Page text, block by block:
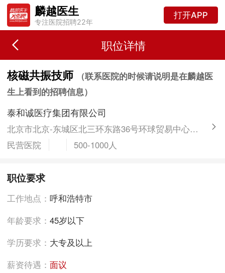
麟越医生
专注医院招聘22年
打开APP
职位详情
核磁共振技师
（联系医院的时候请说明是在麟越医
生上看到的招聘信息）
泰和诚医疗集团有限公司
北京市北京-东城区北三环东路36号环球贸易中心A座18楼
民营医院
500-1000人
职位要求
工作地点：呼和浩特市
年龄要求：45岁以下
学历要求： 大专及以上
薪资待遇：面议